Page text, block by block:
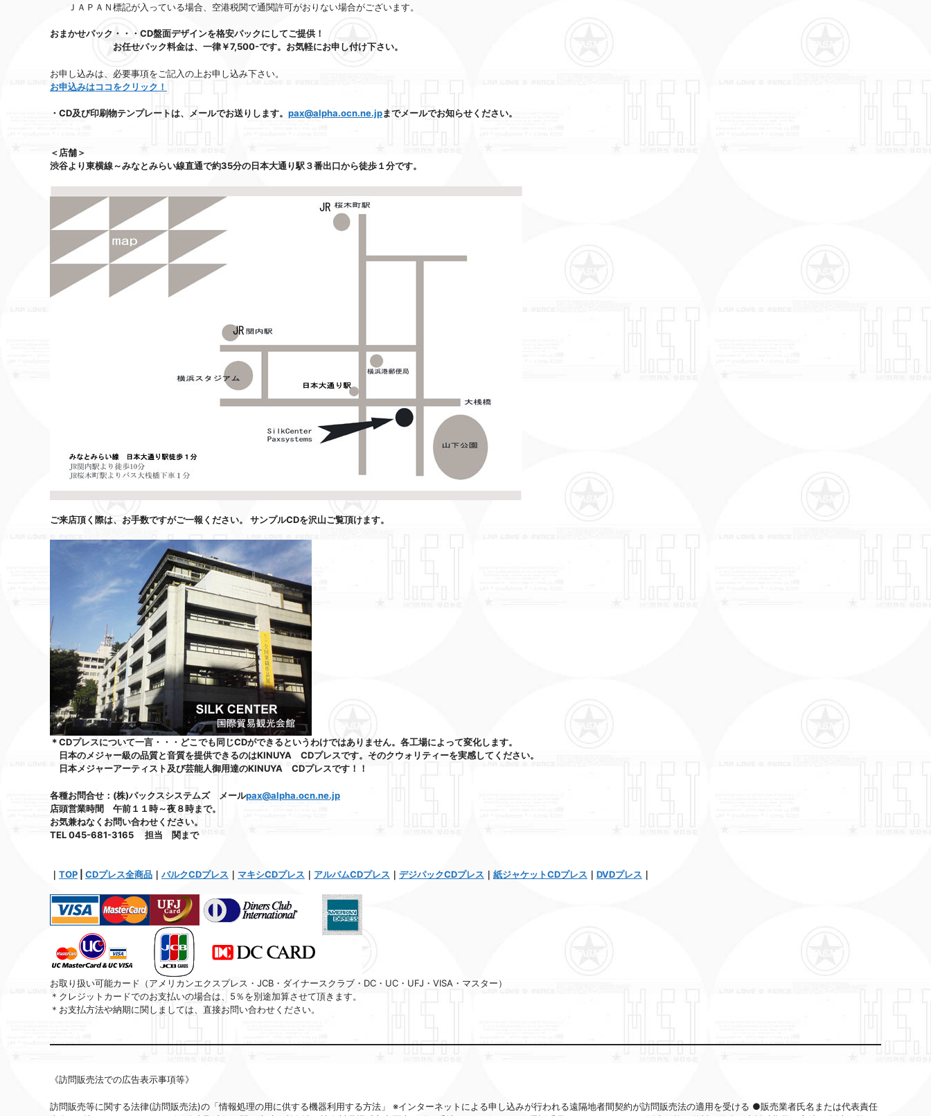
ＪＡＰＡＮ標記が入っている場合、空港税関で通関許可がおりない場合がございます。
おまかせパック・・・CD盤面デザインを格安パックにしてご提供！
お任せパック料金は、一律￥7,500-です。お気軽にお申し付け下さい。
お申し込みは、必要事項をご記入の上お申し込み下さい。
お申込みはココをクリック！
・CD及び印刷物テンプレートは、メールでお送りします。 pax@alpha.ocn.ne.jpまでメールでお知らせください。
＜店舗＞
渋谷より東横線～みなとみらい線直通で約35分の日本大通り駅３番出口から徒歩１分です。
ご来店頂く際は、お手数ですがご一報ください。 サンプルCDを沢山ご覧頂けます。
＊CDプレスについて一言・・・どこでも同じCDができるというわけではありません。各工場によって変化します。
日本のメジャー級の品質と音質を提供できるのはKINUYA CDプレスです。そのクウォリティーを実感してください。
日本メジャーアーティスト及び芸能人御用達のKINUYA CDプレスです！！
各種お問合せ：(株)パックスシステムズ メールpax@alpha.ocn.ne.jp
店頭営業時間 午前１１時～夜８時まで。
お気兼ねなくお問い合わせください。
TEL 045-681-3165 担当 関まで
｜ TOP CDプレス全商品 ｜ バルクCDプレス ｜ マキシCDプレス ｜ アルバムCDプレス ｜ デジパックCDプレス ｜ 紙ジャケットCDプレス ｜ DVDプレス ｜
お取り扱い可能カード（アメリカンエクスプレス・JCB・ダイナースクラブ・DC・UC・UFJ・VISA・マスター）
＊クレジットカードでのお支払いの場合は、5％を別途加算させて頂きます。
＊お支払方法や納期に関しましては、直接お問い合わせください。
《訪問販売法での広告表示事項等》
訪問販売等に関する法律(訪問販売法)の「情報処理の用に供する機器利用する方法」 ※インターネットによる申し込みが行われる遠隔地者間契約が訪問販売法の適用を受ける ●販売業者氏名または代表責任